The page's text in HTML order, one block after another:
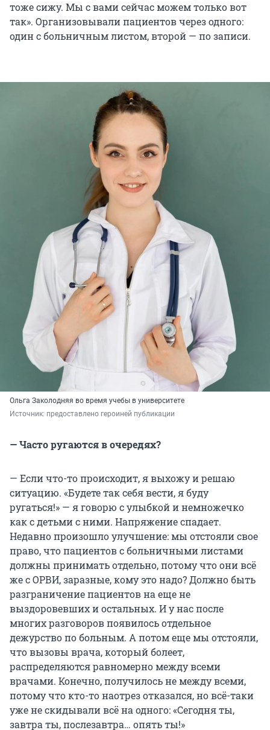
тоже сижу. Мы с вами сейчас можем только вот
так». Организовывали пациентов через одного:
один с больничным листом, второй — по записи.
Ольга Заколодняя во время учебы в университете
Источник: предоставлено героиней публикации
— Часто ругаются в очередях?
— Если что-то происходит, я выхожу и решаю
ситуацию. «Будете так себя вести, я буду
ругаться!» — я говорю с улыбкой и немножечко
как с детьми с ними. Напряжение спадает.
Недавно произошло улучшение: мы отстояли свое
право, что пациентов с больничными листами
должны принимать отдельно, потому что они всё
же с ОРВИ, заразные, кому это надо? Должно быть
разграничение пациентов на еще не
выздоровевших и остальных. И у нас после
многих разговоров появилось отдельное
дежурство по больным. А потом еще мы отстояли,
что вызовы врача, который болеет,
распределяются равномерно между всеми
врачами. Конечно, получилось не между всеми,
потому что кто-то наотрез отказался, но всё-таки
уже не скидывали всё на одного: «Сегодня ты,
завтра ты, послезавтра… опять ты!»